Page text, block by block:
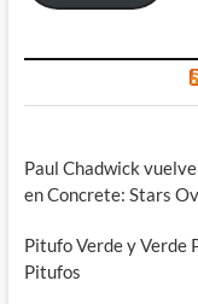
Paul Chadwick
en Concrete: Stars
Pitufo Verde y Verde
Pitufos